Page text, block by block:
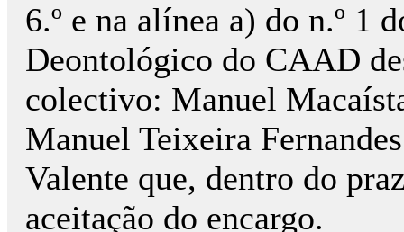
6.º e na alínea a) do n.º 1
Deontológico do CAAD
colectivo: Manuel
Manuel Teixeira
Valente que, dentro do
aceitação do encargo.